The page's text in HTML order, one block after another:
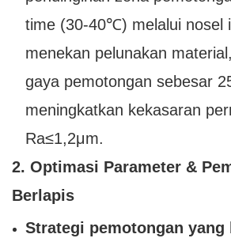
time (30-40℃) melalui nosel
menekan pelunakan
gaya pemotongan sebesar
meningkatkan kekasaran
Ra≤1,2μm.
2. Optimasi Parameter &
Berlapis
Strategi pemotongan yang